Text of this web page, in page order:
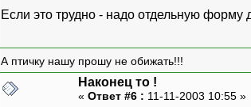
Если это трудно - надо отдельную форму
А птичку нашу прошу не обижать!!!
Наконец то !
« Ответ #6 : 11-11-2003 10:55 »